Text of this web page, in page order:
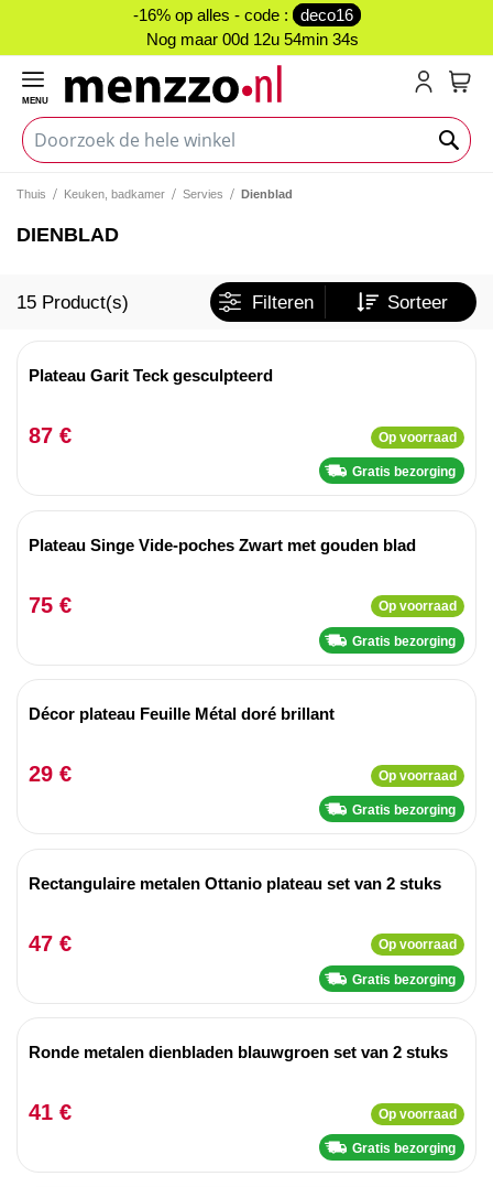
-16% op alles - code :
deco16
Nog maar 00d 12u 54min 34s
MENU
Thuis Keuken, badkamer Servies Dienblad
DIENBLAD
15 Product(s) Filteren Sorteer
Plateau Garit Teck gesculpteerd
87 € Op voorraad
Gratis bezorging
Plateau Singe Vide-poches Zwart met gouden blad
75 € Op voorraad
Gratis bezorging
Décor plateau Feuille Métal doré brillant
29 € Op voorraad
Gratis bezorging
Rectangulaire metalen Ottanio plateau set van 2 stuks
47 € Op voorraad
Gratis bezorging
Ronde metalen dienbladen blauwgroen set van 2 stuks
41 € Op voorraad
Gratis bezorging